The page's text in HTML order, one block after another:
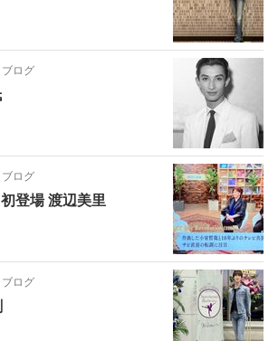
ブログ
ブログ
登場 渡辺美里
ブログ